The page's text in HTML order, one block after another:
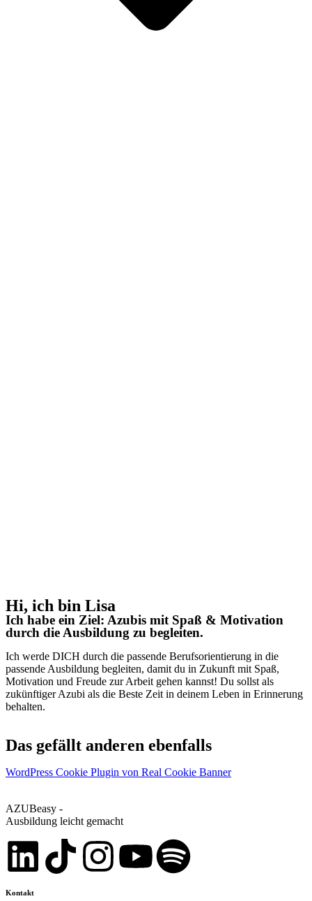
Hi, ich bin Lisa
Ich habe ein Ziel: Azubis mit Spaß & Motivation
durch die Ausbildung zu begleiten.
Ich werde DICH durch die passende Berufsorientierung in die
passende Ausbildung begleiten, damit du in Zukunft mit Spaß,
Motivation und Freude zur Arbeit gehen kannst! Du sollst als
zukünftiger Azubi als die Beste Zeit in deinem Leben in Erinnerung
behalten.
Das gefällt anderen ebenfalls
WordPress Cookie Plugin von Real Cookie Banner
AZUBeasy -
Ausbildung leicht gemacht
Kontakt